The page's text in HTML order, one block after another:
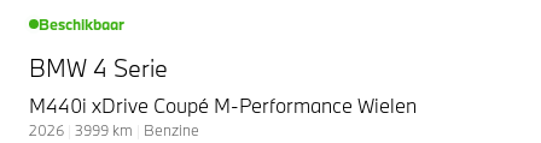
Beschikbaar
BMW 4 Serie
M440i xDrive Coupé M-Performance Wielen
2026 3999 km Benzine